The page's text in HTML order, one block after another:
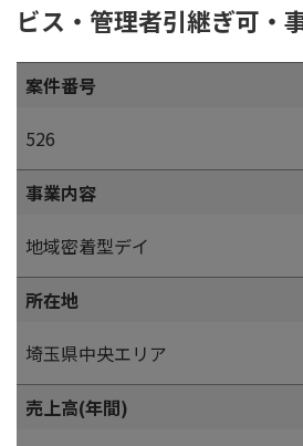
ビス・管理者引継ぎ可・
案件番号
526
事業内容
地域密着型デイ
所在地
埼玉県中央エリア
売上高(年間)